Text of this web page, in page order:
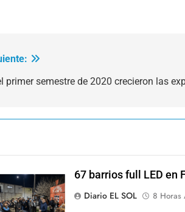
primer semestre de 2020 crecieron las
67 barrios full LED en
Diario EL SOL
8 Horas